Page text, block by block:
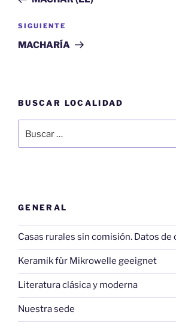
entradas
Siguiente
entrada
SIGUIENTE
MACHARÍA
BUSCAR LOCALIDAD
por:
GENERAL
Casas rurales sin comisión. Datos de
Keramik für Mikrowelle geeignet
Literatura clásica y moderna
Nuestra sede